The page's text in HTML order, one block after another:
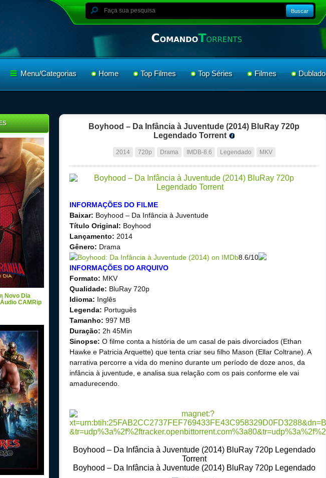
Buscar
Menu/Categorias Home Top Filmes Top Séries Filmes Dublado
Boyhood – Da Infância à Juventude (2014) BluRay 720p
Legendado Torrent
2014 720p Drama IMDB-8.6 Legendado MKV
INFORMAÇÕES DO FILME
Baixar: Boyhood – Da Infância à Juventude
Título Original: Boyhood
Lançamento: 2014
Gênero: Drama
8.6/10
INFORMAÇÕES DO ARQUIVO
Formato: MKV
Qualidade: BluRay 720p
Idioma: Inglês
Legenda: Português
Tamanho: 997 MB
Duração: 2h 45Min
Sinopse: O filme conta a história de um casal de pais divorciados (Ethan
Hawke e Patricia Arquette) que tenta criar seu filho Mason (Ellar Coltrane). A
narrativa percorre a vida do menino durante um período de doze anos, da
infância à juventude, e analisa sua relação com os pais conforme ele vai
amadurecendo.
Boyhood – Da Infância à Juventude (2014) BluRay 720p Legendado
Torrent
Boyhood – Da Infância à Juventude (2014) BluRay 720p Legendado
Novo Dia
CAMRip